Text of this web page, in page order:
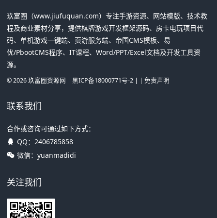
玖富圈（www.jiufuquan.com）专注手游资源、网站模版、技术教
程及商业素材分享，提供棋牌游戏开发框架源码、房卡电玩项目代
码、单机游戏一键端、页游服务端、帝国CMS模板、易
优/PbootCMS程序、IT课程、Word/PPT/Excel文档及开发工具资
源。
©2026玖富圈资源网 黑ICP备18000771号-2| | 免责声明
联系我们
合作或咨询可通过如下方式：
QQ： 2406785858
微信：yuanmadidi
关注我们